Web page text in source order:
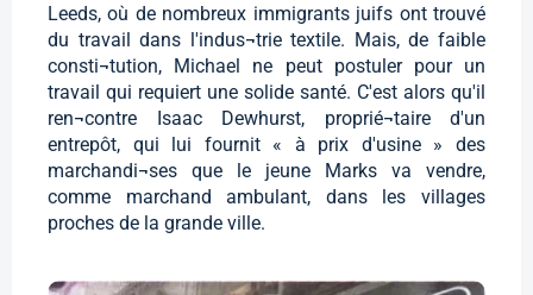
Leeds, où de nombreux immigrants juifs ont trouvé
du travail dans l'indus¬trie textile. Mais, de faible
consti¬tution, Michael ne peut postuler pour un
travail qui requiert une solide santé. C'est alors qu'il
ren¬contre Isaac Dewhurst, proprié¬taire d'un
entrepôt, qui lui fournit « à prix d'usine » des
marchandi¬ses que le jeune Marks va vendre,
comme marchand ambulant, dans les villages
proches de la grande ville.